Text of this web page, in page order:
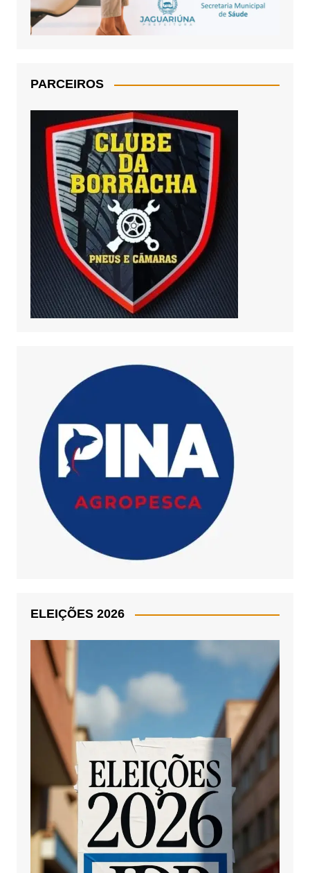
PARCEIROS
ELEIÇÕES 2026